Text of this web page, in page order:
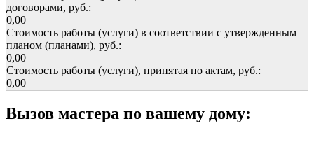
договорами, руб.:
0,00
Стоимость работы (услуги) в соответствии с утвержденным
планом (планами), руб.:
0,00
Стоимость работы (услуги), принятая по актам, руб.:
0,00
Вызов мастера по вашему дому: